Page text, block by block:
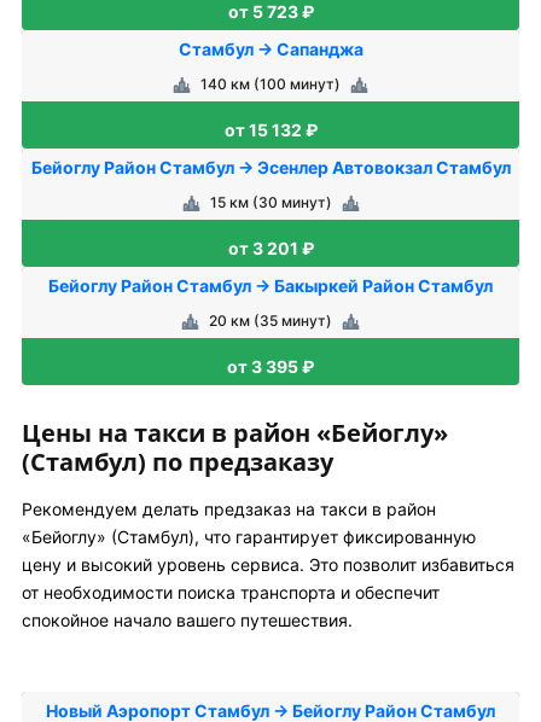
от 5 723 ₽
Стамбул → Сапанджа
140 км (100 минут)
от 15 132 ₽
Бейоглу Район Стамбул → Эсенлер Автовокзал Стамбул
15 км (30 минут)
от 3 201 ₽
Бейоглу Район Стамбул → Бакыркей Район Стамбул
20 км (35 минут)
от 3 395 ₽
Цены на такси в район «Бейоглу»
(Стамбул) по предзаказу
Рекомендуем делать предзаказ на такси в район
«Бейоглу» (Стамбул), что гарантирует фиксированную
цену и высокий уровень сервиса. Это позволит избавиться
от необходимости поиска транспорта и обеспечит
спокойное начало вашего путешествия.
Новый Аэропорт Стамбул → Бейоглу Район Стамбул